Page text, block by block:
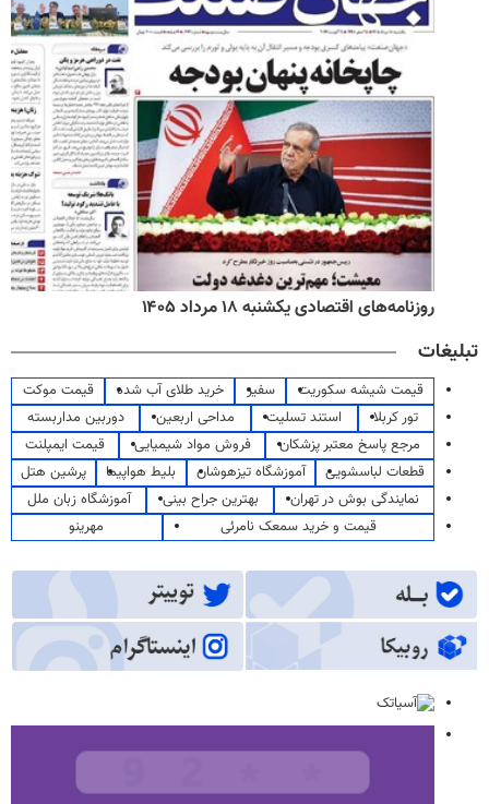
روزنامه‌های اقتصادی یکشنبه ۱۸ مرداد ۱۴۰۵
تبلیغات
قیمت شیشه سکوریت سفیر خرید طلای آب شده
قیمت موکت
تور کربلا
استند تسلیت مداحی اربعین
دوربین مداربسته
مرجع پاسخ معتبر پزشکان
فروش مواد شیمیایی
قیمت ایمپلنت
قطعات لباسشویی
آموزشگاه تیزهوشان بلیط هواپیما
پرشین هتل
نمایندگی بوش در تهران
بهترین جراح بینی
آموزشگاه زبان ملل
قیمت و خرید سمعک نامرئی
مهرینو